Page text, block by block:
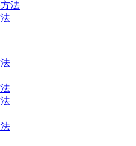
法